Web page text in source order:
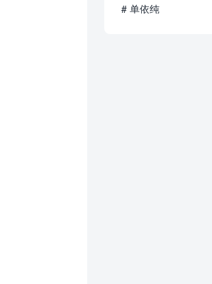
# 单依纯